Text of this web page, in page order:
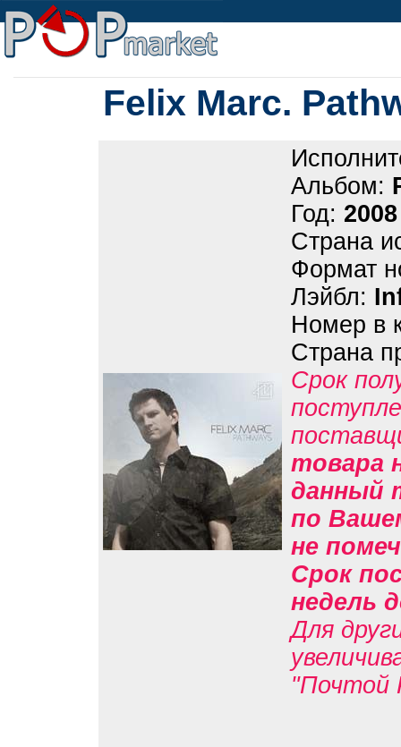
Felix Marc.
Альбом:
Год: 2008
Страна
Формат
Лэйбл:
Номер в
Страна
Срок
товара
данный
по
не
Срок
недель
Для
"Почтой